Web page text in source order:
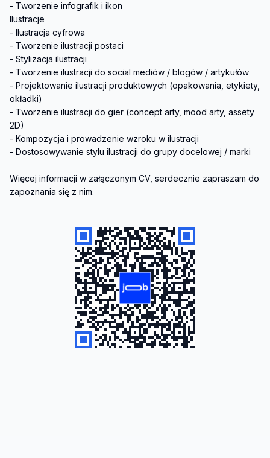
- Tworzenie infografik i ikon
Ilustracje
- Ilustracja cyfrowa
- Tworzenie ilustracji postaci
- Stylizacja ilustracji
- Tworzenie ilustracji do social mediów / blogów / artykułów
- Projektowanie ilustracji produktowych (opakowania, etykiety,
okładki)
- Tworzenie ilustracji do gier (concept arty, mood arty, assety
2D)
- Kompozycja i prowadzenie wzroku w ilustracji
- Dostosowywanie stylu ilustracji do grupy docelowej / marki
Więcej informacji w załączonym CV, serdecznie zapraszam do